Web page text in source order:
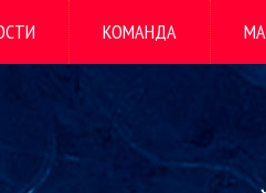
КОМАНДА